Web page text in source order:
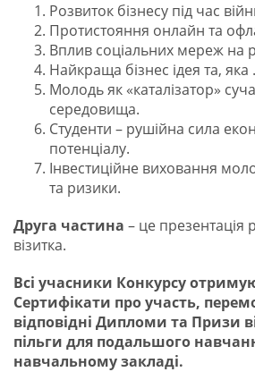
Розвиток бізнесу під час
Протистояння онлайн та
Вплив соціальних мереж на
Найкраща бізнес ідея та, яка
Молодь як «каталізатор»
середовища.
Студенти – рушійна сила
потенціалу.
Інвестиційне виховання
та ризики.
Друга частина – це презентація
візитка.
Всі учасники Конкурсу
Сертифікати про участь,
відповідні Дипломи та Призи
пільги для подальшого
навчальному закладі.